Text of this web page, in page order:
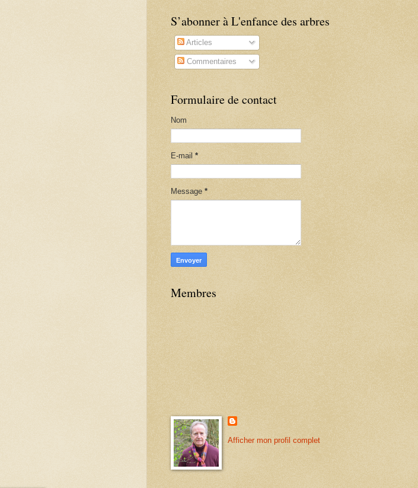
S’abonner à L'enfance des arbres
Articles
Commentaires
Formulaire de contact
Nom
E-mail *
Message *
Membres
Afficher mon profil complet